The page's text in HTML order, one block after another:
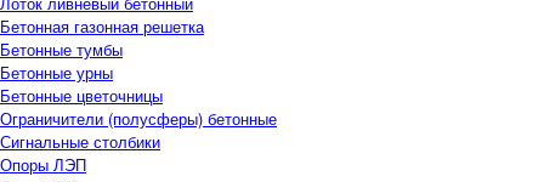
Бетонная газонная решетка
Бетонные тумбы
Бетонные урны
Бетонные цветочницы
Ограничители (полусферы) бетонные
Сигнальные столбики
Опоры ЛЭП